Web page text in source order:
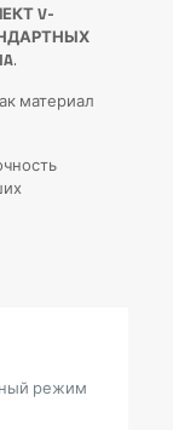
V-
.
материал
режим